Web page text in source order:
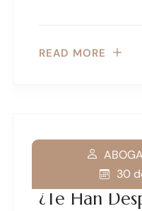
READ MORE
¿Te Han
30